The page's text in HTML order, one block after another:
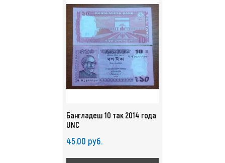
Бангладеш 10 так 2014 года
UNC
45.00 руб.